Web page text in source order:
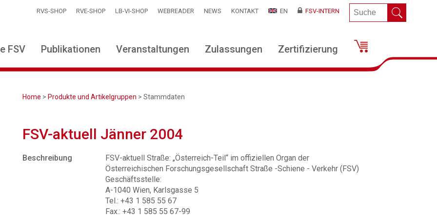
RVS-SHOP RVE-SHOP LB-VI-SHOP WEBREADER NEWS KONTAKT EN FSV-INTERN
FSV Publikationen Veranstaltungen Zulassungen Zertifizierung
Home > Produkte und Artikelgruppen > Stammdaten
FSV-aktuell Jänner 2004
Beschreibung
FSV-aktuell Straße: „Österreich-Teil“ im offiziellen Organ der
Österreichischen Forschungsgesellschaft Straße -Schiene - Verkehr (FSV)
Geschäftsstelle:
A-1040 Wien, Karlsgasse 5
Tel.: +43 1 585 55 67
Fax.: +43 1 585 55 67-99